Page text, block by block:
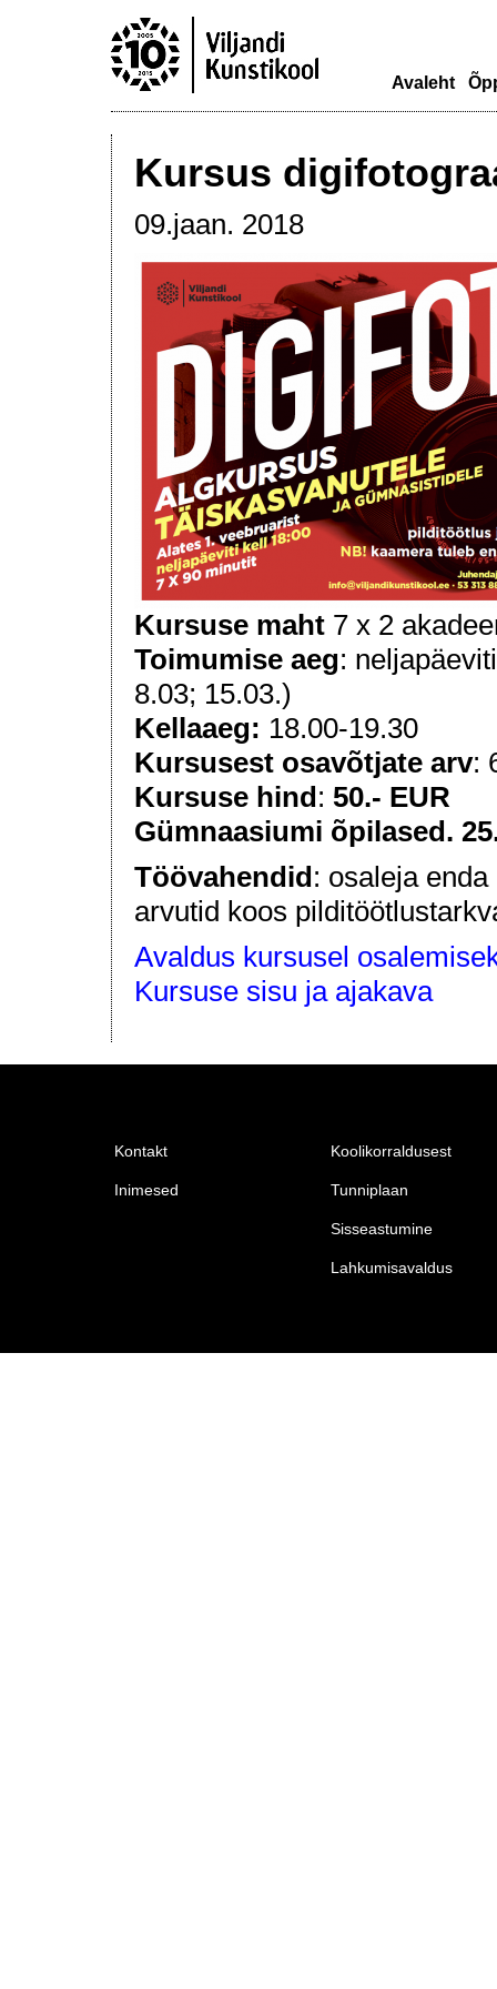
Avaleht
Kursus
09.jaan. 2018
Kursuse maht 7 x 2
Toimumise aeg:
8.03; 15.03.)
Kellaaeg: 18.00-19.30
Kursusest osavõtjate arv:
Kursuse hind : 50.- EUR
Gümnaasiumi õpilased.
Töövahendid : osaleja
arvutid koos
Avaldus kursusel
Kursuse sisu ja ajakava
Kontakt
Inimesed
Koolikorraldusest
Tunniplaan
Sisseastumine
Lahkumisavaldus